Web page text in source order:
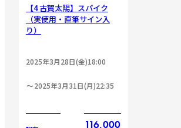
【4 古賀太陽】スパイク
（実使用・直筆サイン入
り）
2025年3月28日(金)18:00
2025年3月31日(月)22:35
116,000